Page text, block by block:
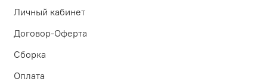
Личный кабинет
Договор-Оферта
Сборка
Оплата